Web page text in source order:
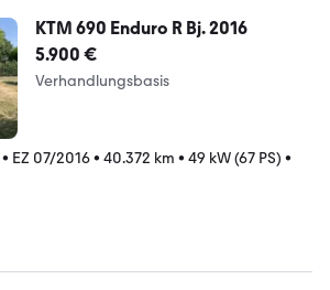
KTM 690 Enduro R Bj. 2016
5.900 €
Verhandlungsbasis
• EZ 07/2016• 40.372 km • 49 kW (67 PS) •